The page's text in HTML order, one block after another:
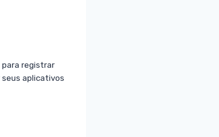
para registrar
aplicativos